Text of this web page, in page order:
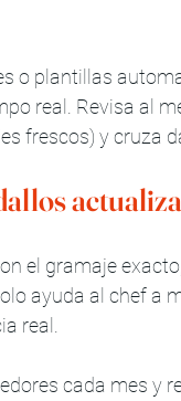
o plantillas
real. Revisa al
frescos) y cruza
el gramaje
ayuda al chef a
real.
cada mes y